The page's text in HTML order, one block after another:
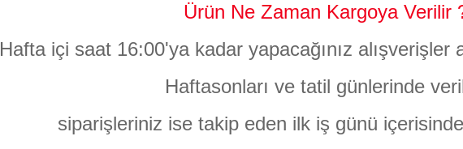
Ürün Ne Zaman Kargoya Verilir
Hafta içi saat 16:00'ya kadar yapacağınız alışverişler
Haftasonları ve tatil günlerinde
siparişleriniz ise takip eden ilk iş günü